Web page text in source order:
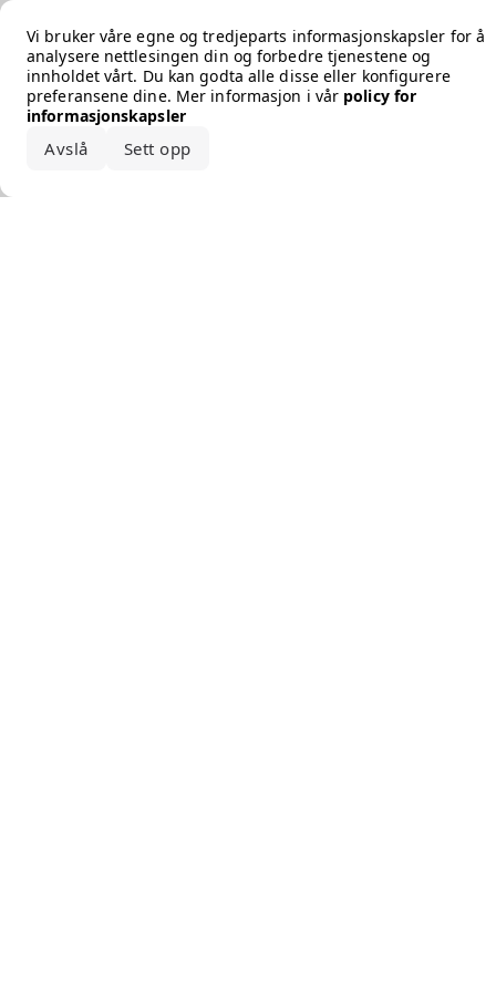
Vi bruker våre egne og tredjeparts informasjonskapsler for å
analysere nettlesingen din og forbedre tjenestene og
innholdet vårt. Du kan godta alle disse eller konfigurere
preferansene dine. Mer informasjon i vår policy for
informasjonskapsler
Avslå Sett opp
Error loading the brand